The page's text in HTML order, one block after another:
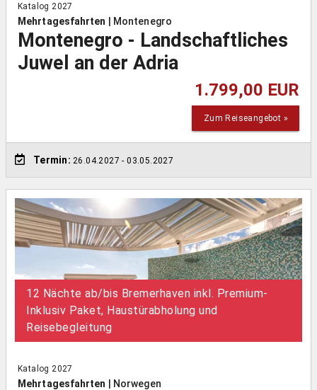
Katalog 2027
Mehrtagesfahrten Montenegro
Montenegro - Landschaftliches
Juwel an der Adria
1.799,00 EUR
Zum Reiseangebot »
Termin: 26.04.2027- 03.05.2027
12 Nächte ab/bis Bremerhaven inkl. Premium-
Inklusiv Paket, Haustürabholung und
Reisebegleitung
Katalog 2027
Mehrtagesfahrten Norwegen